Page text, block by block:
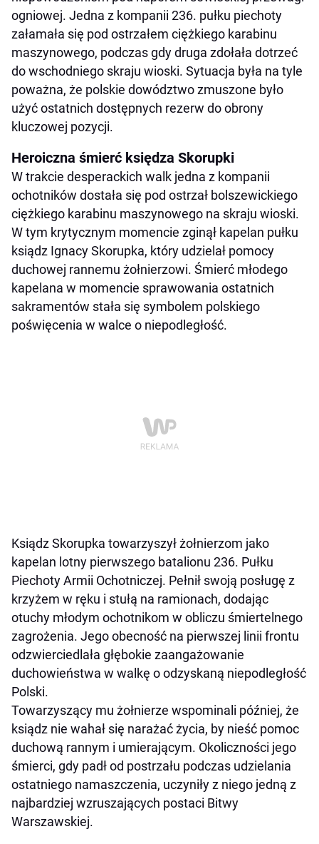
ogniowej. Jedna z kompanii 236. pułku piechoty
załamała się pod ostrzałem ciężkiego karabinu
maszynowego, podczas gdy druga zdołała dotrzeć
do wschodniego skraju wioski. Sytuacja była na tyle
poważna, że polskie dowództwo zmuszone było
użyć ostatnich dostępnych rezerw do obrony
kluczowej pozycji.
Heroiczna śmierć księdza Skorupki
W trakcie desperackich walk jedna z kompanii
ochotników dostała się pod ostrzał bolszewickiego
ciężkiego karabinu maszynowego na skraju wioski.
W tym krytycznym momencie zginął kapelan pułku
ksiądz Ignacy Skorupka, który udzielał pomocy
duchowej rannemu żołnierzowi. Śmierć młodego
kapelana w momencie sprawowania ostatnich
sakramentów stała się symbolem polskiego
poświęcenia w walce o niepodległość.
Ksiądz Skorupka towarzyszył żołnierzom jako
kapelan lotny pierwszego batalionu 236. Pułku
Piechoty Armii Ochotniczej. Pełnił swoją posługę z
krzyżem w ręku i stułą na ramionach, dodając
otuchy młodym ochotnikom w obliczu śmiertelnego
zagrożenia. Jego obecność na pierwszej linii frontu
odzwierciedlała głębokie zaangażowanie
duchowieństwa w walkę o odzyskaną niepodległość
Polski.
Towarzyszący mu żołnierze wspominali później, że
ksiądz nie wahał się narażać życia, by nieść pomoc
duchową rannym i umierającym. Okoliczności jego
śmierci, gdy padł od postrzału podczas udzielania
ostatniego namaszczenia, uczyniły z niego jedną z
najbardziej wzruszających postaci Bitwy
Warszawskiej.